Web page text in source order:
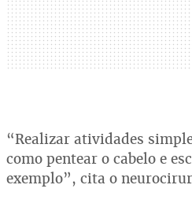
“Realizar atividades
como pentear o cabelo e
exemplo”, cita o